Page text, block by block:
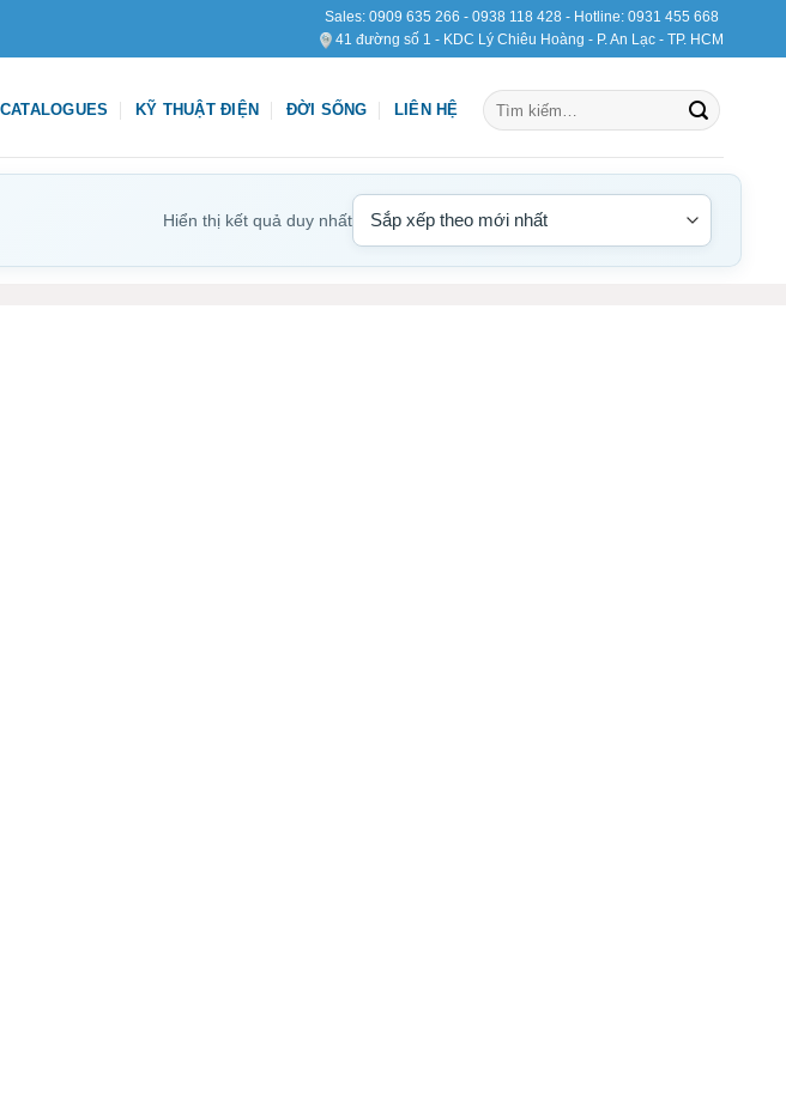
Sales: 0909 635 266 - 0938 118 428 - Hotline: 0931 455 668
41 đường số 1 - KDC Lý Chiêu Hoàng - P. An Lạc - TP. HCM
CATALOGUES KỸ THUẬT ĐIỆN ĐỜI SỐNG LIÊN HỆ
Tìm
kiếm:
Hiển thị kết quả duy nhất